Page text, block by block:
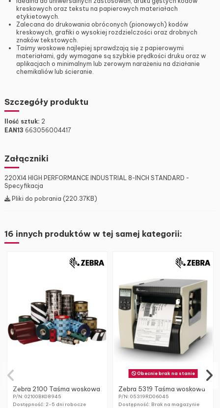
kreskowych oraz tekstu na papierowych materiałach
etykietowych.
Zalecana do drukowania obróconych (pionowych) kodów
kreskowych, grafiki o wysokiej rozdzielczości oraz drobnych
znaków tekstowych.
Taśmy woskowe najlepiej sprawdzają się z papierowymi
materiałami, gdy wymagane są szybkie prędkości druku oraz w
aplikacjach o minimalnym lub zerowym narażeniu na działanie
chemikaliów lub ścieranie.
Szczegóły produktu
Ilość sztuk: 2
EAN13 663056004417
Załączniki
220XI4 HIGH PERFORMANCE INDUSTRIAL 8-INCH STANDARD -
Specyfikacja
Pliki do pobrania (220.37KB)
16 innych produktów w tej samej kategorii:
Zebra 2100 Taśma woskowa
P/N: 02100BK08945
Dostępność: 2-5 dni robocze
Obecnie brak na stanie
Zebra 5319 Taśma woskowa
P/N: 05319RD06045
Dostępność: Brak na magazynie